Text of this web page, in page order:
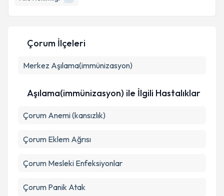
E-posta Adresiniz
Metni'ni okudum ve kişisel verilerimin belirtilen
Çorum İlçeleri
Merkez Aşılama(immünizasyon)
Aşılama(immünizasyon) ile İlgili Hastalıklar
Çorum Anemi (kansızlık)
Çorum Eklem Ağrısı
Çorum Mesleki Enfeksiyonlar
Çorum Panik Atak